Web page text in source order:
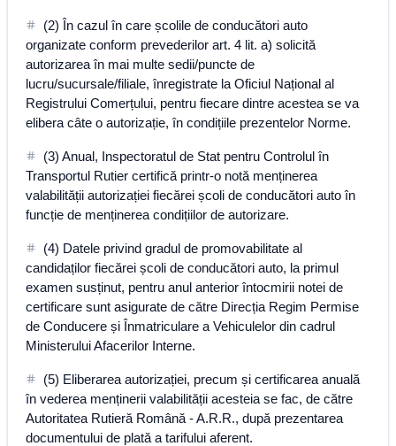
(2) În cazul în care școlile de conducători auto
organizate conform prevederilor art. 4 lit. a) solicită
autorizarea în mai multe sedii/puncte de
lucru/sucursale/filiale, înregistrate la Oficiul Național al
Registrului Comerțului, pentru fiecare dintre acestea se va
elibera câte o autorizație, în condițiile prezentelor Norme.
(3) Anual, Inspectoratul de Stat pentru Controlul în
Transportul Rutier certifică printr-o notă menținerea
valabilității autorizației fiecărei școli de conducători auto în
funcție de menținerea condițiilor de autorizare.
(4) Datele privind gradul de promovabilitate al
candidaților fiecărei școli de conducători auto, la primul
examen susținut, pentru anul anterior întocmirii notei de
certificare sunt asigurate de către Direcția Regim Permise
de Conducere și Înmatriculare a Vehiculelor din cadrul
Ministerului Afacerilor Interne.
(5) Eliberarea autorizației, precum și certificarea anuală
în vederea menținerii valabilității acesteia se fac, de către
Autoritatea Rutieră Română - A.R.R., după prezentarea
documentului de plată a tarifului aferent.